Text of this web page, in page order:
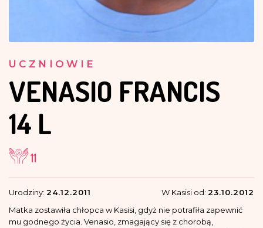
UCZNIOWIE
VENASIO FRANCIS
14 L
11
Urodziny: 24.12.2011 W Kasisi od: 23.10.2012
Matka zostawiła chłopca w Kasisi, gdyż nie potrafiła zapewnić
mu godnego życia. Venasio, zmagający się z chorobą,